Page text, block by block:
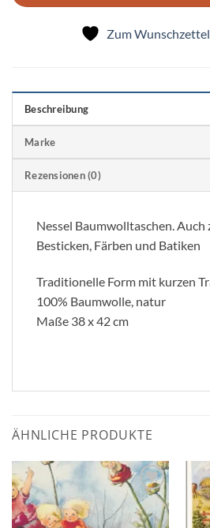
Zum
Beschreibung
Marke
Rezensionen (0)
Nessel Baumwolltaschen. Auch
Besticken, Färben und Batiken
Traditionelle Form mit kurzen
100% Baumwolle, natur
Maße 38 x 42 cm
ÄHNLICHE PRODUKTE
Zum
Wunschzettel
hinzufügen